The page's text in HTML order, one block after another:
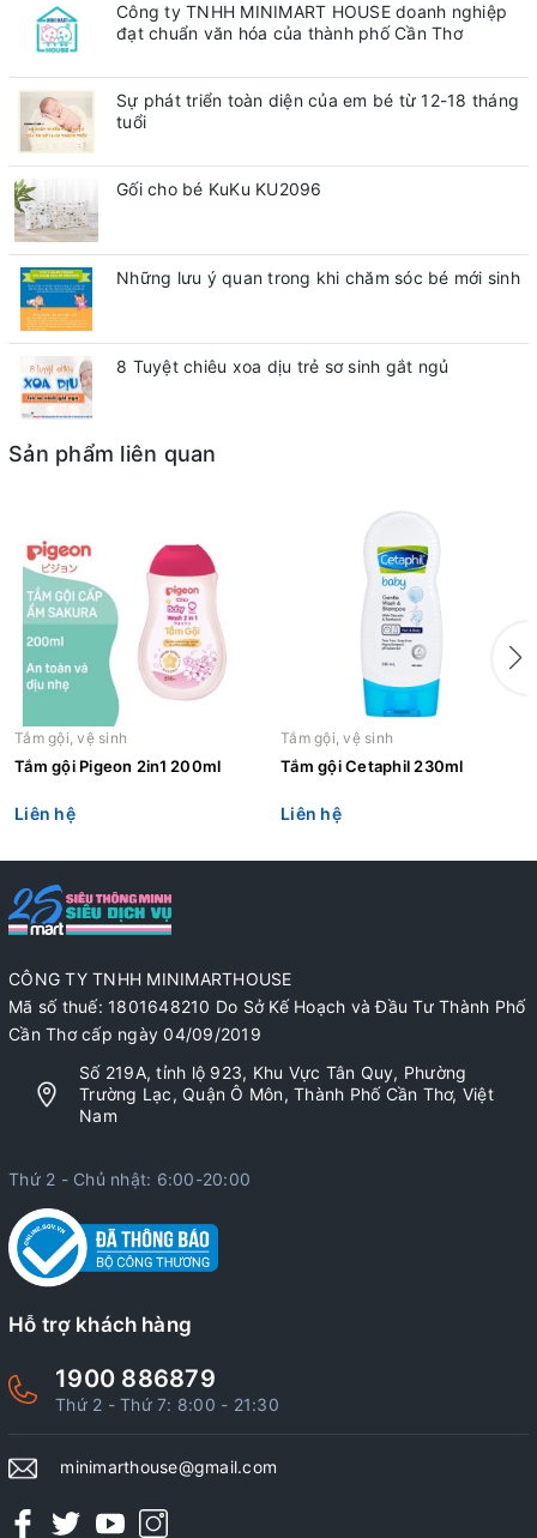
Công ty TNHH MINIMART HOUSE doanh nghiệp
đạt chuẩn văn hóa của thành phố Cần Thơ
Sự phát triển toàn diện của em bé từ 12-18 tháng
tuổi
Gối cho bé KuKu KU2096
Những lưu ý quan trong khi chăm sóc bé mới sinh
8 Tuyệt chiêu xoa dịu trẻ sơ sinh gắt ngủ
Sản phẩm liên quan
Tắm gội, vệ sinh
Tắm gội Pigeon 2in1 200ml
Liên hệ
Tắm gội, vệ sinh
Tắm gội Cetaphil 230ml
Liên hệ
CÔNG TY TNHH MINIMARTHOUSE
Mã số thuế: 1801648210 Do Sở Kế Hoạch và Đầu Tư Thành Phố
Cần Thơ cấp ngày 04/09/2019
Số 219A, tỉnh lộ 923, Khu Vực Tân Quy, Phường
Trường Lạc, Quận Ô Môn, Thành Phố Cần Thơ, Việt
Nam
Thứ 2 - Chủ nhật: 6:00-20:00
Hỗ trợ khách hàng
1900 886879
Thứ 2 - Thứ 7: 8:00 - 21:30
minimarthouse@gmail.com